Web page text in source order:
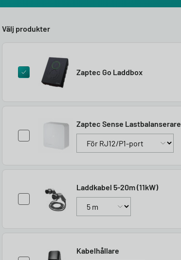
Välj produkter
Zaptec Go Laddbox
Zaptec Sense Lastbalanserare
Laddkabel 5-20m (11kW)
Kabelhållare